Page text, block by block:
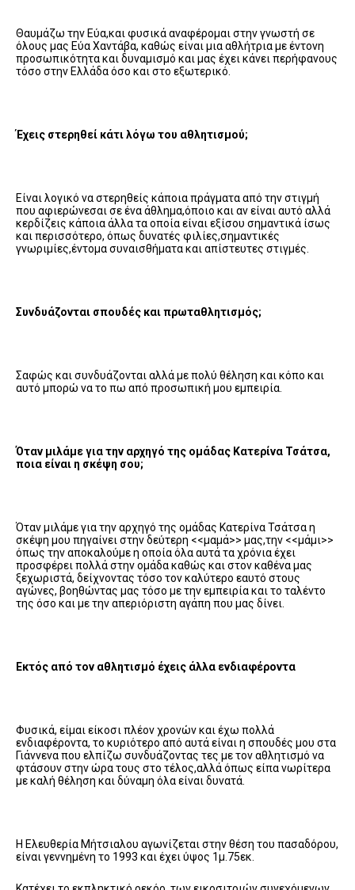
Θαυμάζω την Εύα,και φυσικά αναφέρομαι στην γνωστή σε
όλους μας Εύα Χαντάβα, καθώς είναι μια αθλήτρια με έντονη
προσωπικότητα και δυναμισμό και μας έχει κάνει περήφανους
τόσο στην Ελλάδα όσο και στο εξωτερικό.
Έχεις στερηθεί κάτι λόγω του αθλητισμού;
Είναι λογικό να στερηθείς κάποια πράγματα από την στιγμή
που αφιερώνεσαι σε ένα άθλημα,όποιο και αν είναι αυτό αλλά
κερδίζεις κάποια άλλα τα οποία είναι εξίσου σημαντικά ίσως
και περισσότερο, όπως δυνατές φιλίες,σημαντικές
γνωριμίες,έντομα συναισθήματα και απίστευτες στιγμές.
Συνδυάζονται σπουδές και πρωταθλητισμός;
Σαφώς και συνδυάζονται αλλά με πολύ θέληση και κόπο και
αυτό μπορώ να το πω από προσωπική μου εμπειρία.
Όταν μιλάμε για την αρχηγό της ομάδας Κατερίνα Τσάτσα,
ποια είναι η σκέψη σου;
Όταν μιλάμε για την αρχηγό της ομάδας Κατερίνα Τσάτσα η
σκέψη μου πηγαίνει στην δεύτερη <<μαμά>> μας,την <<μάμι>>
όπως την αποκαλούμε η οποία όλα αυτά τα χρόνια έχει
προσφέρει πολλά στην ομάδα καθώς και στον καθένα μας
ξεχωριστά, δείχνοντας τόσο τον καλύτερο εαυτό στους
αγώνες, βοηθώντας μας τόσο με την εμπειρία και το ταλέντο
της όσο και με την απεριόριστη αγάπη που μας δίνει.
Εκτός από τον αθλητισμό έχεις άλλα ενδιαφέροντα
Φυσικά, είμαι είκοσι πλέον χρονών και έχω πολλά
ενδιαφέροντα, το κυριότερο από αυτά είναι η σπουδές μου στα
Γιάννενα που ελπίζω συνδυάζοντας τες με τον αθλητισμό να
φτάσουν στην ώρα τους στο τέλος,αλλά όπως είπα νωρίτερα
με καλή θέληση και δύναμη όλα είναι δυνατά.
Η Ελευθερία Μήτσιαλου αγωνίζεται στην θέση του πασαδόρου,
είναι γεννημένη το 1993 και έχει ύψος 1μ.75εκ.